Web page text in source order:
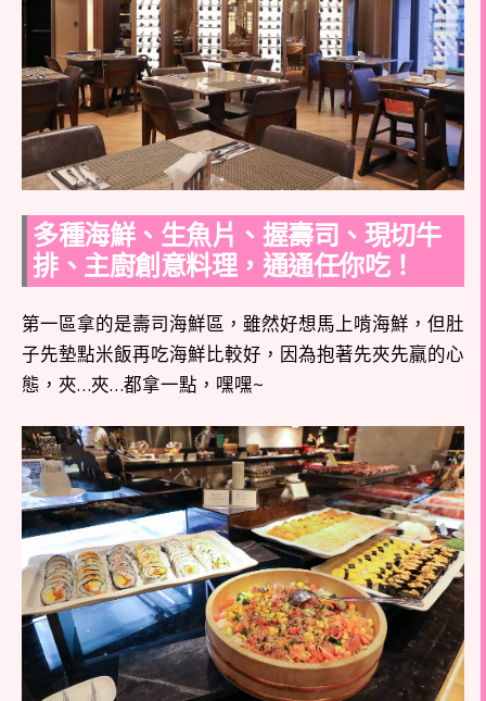
多種海鮮、生魚片、握壽司、現切牛
排、主廚創意料理，通通任你吃！
第一區拿的是壽司海鮮區，雖然好想馬上啃海鮮，但肚
子先墊點米飯再吃海鮮比較好，因為抱著先夾先羸的心
態，夾…夾…都拿一點，嘿嘿~